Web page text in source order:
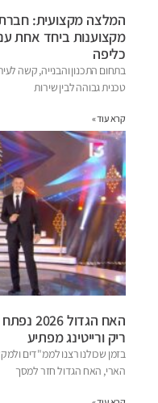
מקצוענות ביחד אחת עם
כליפה
בתחום התכנון והבנייה, קשה
טכנית גבוהה לבין שירות
קרא עוד »
האח
ריק ורייטינג מפתיע
בזמן שכולנו רצנו לממ"דים
הארי, האח הגדול חזר למסך